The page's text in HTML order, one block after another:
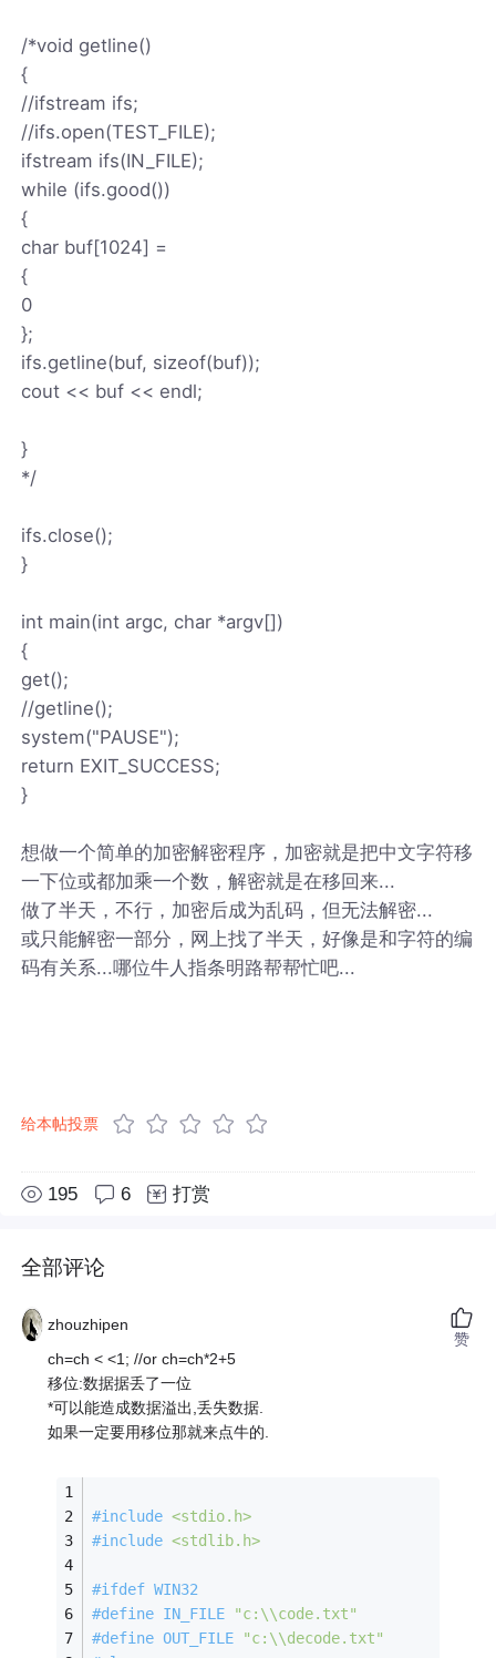
/*void getline()
{
//ifstream ifs;
//ifs.open(TEST_FILE);
ifstream ifs(IN_FILE);
while (ifs.good())
{
char buf[1024] =
{
0
};
ifs.getline(buf, sizeof(buf));
cout << buf << endl;
}
*/
ifs.close();
}
int main(int argc, char *argv[])
{
get();
//getline();
system("PAUSE");
return EXIT_SUCCESS;
}
想做一个简单的加密解密程序，加密就是把中文字符移
一下位或都加乘一个数，解密就是在移回来...
做了半天，不行，加密后成为乱码，但无法解密...
或只能解密一部分，网上找了半天，好像是和字符的编
码有关系...哪位牛人指条明路帮帮忙吧...
给本帖投票
195 6 打赏
全部评论
zhouzhipen
ch=ch < <1; //or ch=ch*2+5
移位:数据据丢了一位
*可以能造成数据溢出,丢失数据.
如果一定要用移位那就来点牛的.
#include <stdio.h>
#include <stdlib.h>
#ifdef WIN32
#define IN_FILE
"c:\\code.txt"
#define OUT_FILE
"c:\\decode.txt"
赞